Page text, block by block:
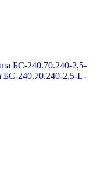
БС-240.70.240-2,5-L-